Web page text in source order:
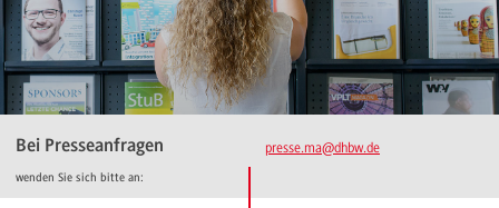
Bei Presseanfragen
wenden Sie sich bitte an:
presse.ma@dhbw.de